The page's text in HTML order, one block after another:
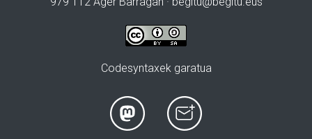
Codesyntaxek garatua